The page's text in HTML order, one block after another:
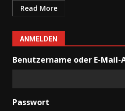
Read More
ANMELDEN
Benutzername oder E-Mail-
Passwort